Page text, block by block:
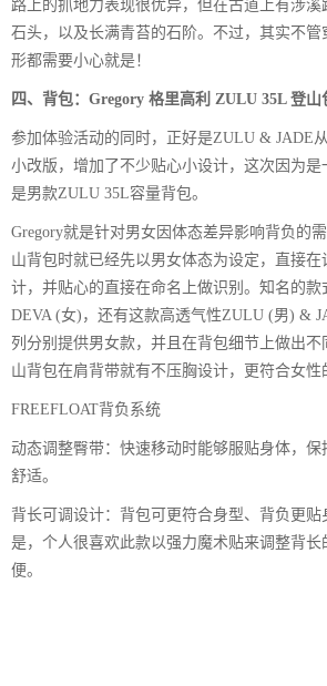
路上的抓地力表现很优异，但在古道上有涉
石头，以及长满青苔的石阶。不过，其实不
形都需要小心就是！
四、背包：Gregory 格里高利 ZULU 35L 登山
参加体验活动的同时，正好是ZULU & JADE
小改版，增加了不少贴心小设计，这次因为是
是男款ZULU 35L容量背包。
Gregory就是针对男女因体态差异影响背负的
山背包时就已经先以男女体态为设定，直接
计，并贴心的直接在命名上做识别。知名的
DEVA (女)，还有这款高透气性ZULU (男) &
列分别提供男女款，并且在背包细节上做出
山背包在肩背带就有不压胸设计，更符合女性
FREEFLOAT背负系统
动态调整臀带：快速移动时能够服贴身体，保
舒适。
背长可调设计：背包可更符合身型、背负更贴
是，个人很喜欢此款以强力魔术贴来调整背长
便。